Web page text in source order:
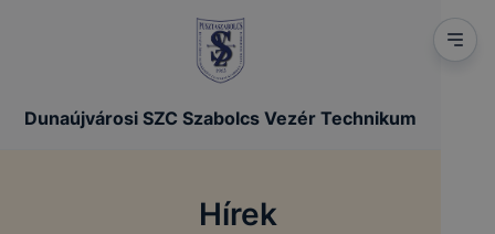
Dunaújvárosi SZC Szabolcs Vezér Technikum
Hírek